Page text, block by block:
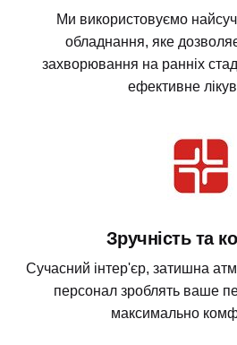
Ми використовуємо
обладнання, яке
захворювання на ранніх
ефективне
Зручність та
Сучасний інтер'єр, затишна
персонал зроблять ваше
максимально